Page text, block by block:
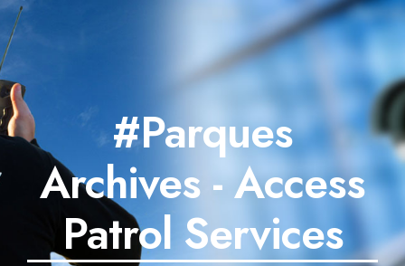
SECTORES
TECNOLOGÍA
#Parques
Archives - Access
Patrol Services